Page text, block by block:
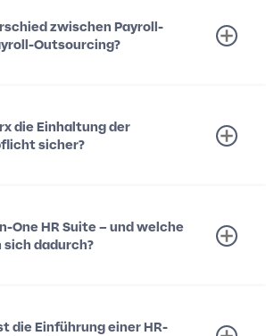
zwischen Payroll-
Outsourcing?
die Einhaltung der
sicher?
One HR Suite – und welche
dadurch?
die Einführung einer HR-